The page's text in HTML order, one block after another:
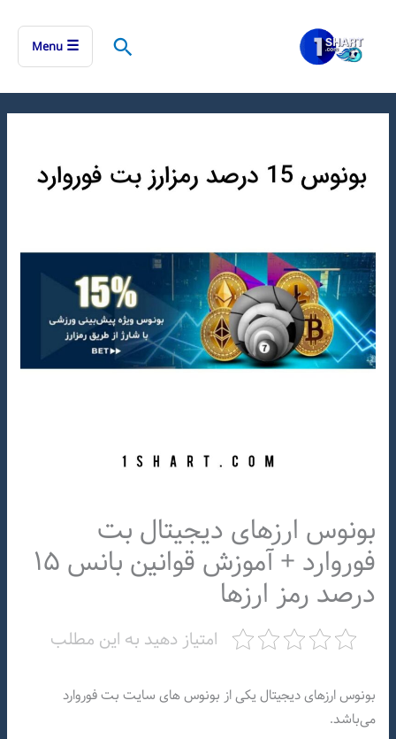
جستجو☰
Menu
بونوس ارزهای دیجیتال بت
فوروارد + آموزش قوانین بانس ۱۵
درصد رمز ارزها
امتیاز دهید به این مطلب
بونوس ارزهای دیجیتال یکی از بونوس های سایت بت فوروارد
می‌باشد.